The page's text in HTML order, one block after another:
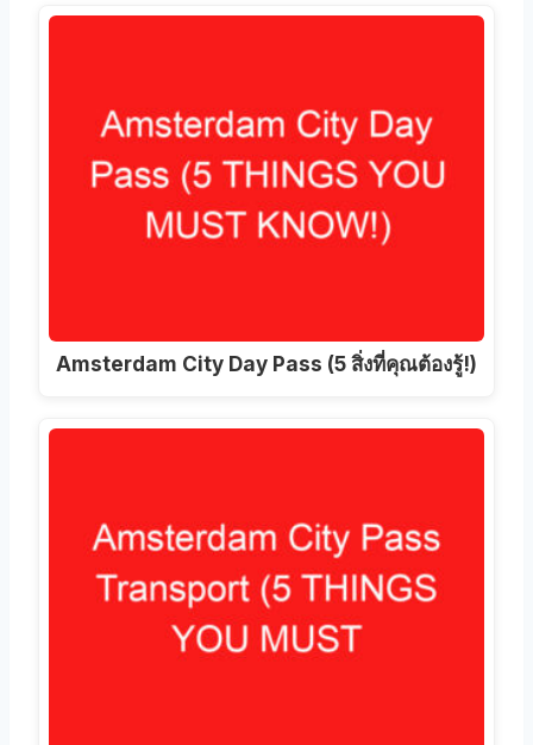
Amsterdam City Day Pass (5 สิ่งที่คุณต้องรู้!)